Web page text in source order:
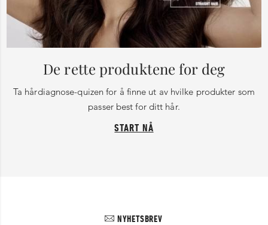
De rette produktene for deg
Ta hårdiagnose-quizen for å finne ut av hvilke produkter som
passer best for ditt hår.
START NÅ
NYHETSBREV